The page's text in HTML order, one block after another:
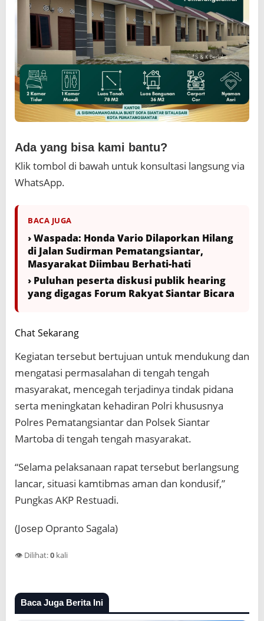
Ada yang bisa kami bantu?
Klik tombol di bawah untuk konsultasi langsung via
WhatsApp.
BACA JUGA
› Waspada: Honda Vario Dilaporkan Hilang
di Jalan Sudirman Pematangsiantar,
Masyarakat Diimbau Berhati-hati
› Puluhan peserta diskusi publik hearing
yang digagas Forum Rakyat Siantar Bicara
Chat Sekarang
Kegiatan tersebut bertujuan untuk mendukung dan
mengatasi permasalahan di tengah tengah
masyarakat, mencegah terjadinya tindak pidana
serta meningkatan kehadiran Polri khususnya
Polres Pematangsiantar dan Polsek Siantar
Martoba di tengah tengah masyarakat.
“Selama pelaksanaan rapat tersebut berlangsung
lancar, situasi kamtibmas aman dan kondusif,”
Pungkas AKP Restuadi.
(Josep Opranto Sagala)
👁️ Dilihat:0 kali
Baca Juga Berita Ini